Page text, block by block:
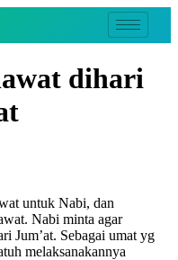
dihari
untuk Nabi, dan
Nabi minta agar
Jum’at. Sebagai umat yg
melaksanakannya